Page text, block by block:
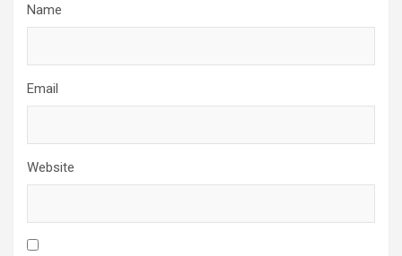
Name
Email
Website